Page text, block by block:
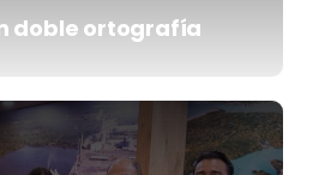
doble ortografía